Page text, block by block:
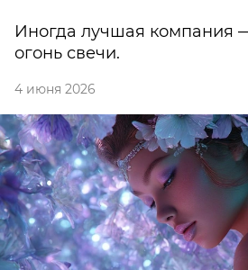
Иногда лучшая компания
огонь свечи.
4 июня 2026